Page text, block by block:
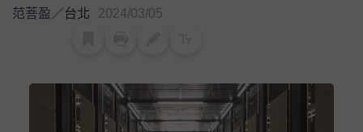
范菩盈／台北 2024/03/05